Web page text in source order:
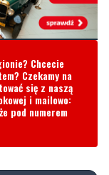
Chcecie
Czekamy na
się z naszą
pod numerem